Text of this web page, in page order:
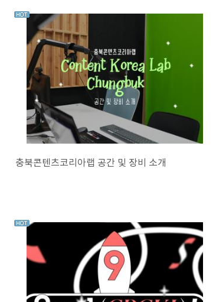
충북콘텐츠코리아랩 공간 및 장비 소개